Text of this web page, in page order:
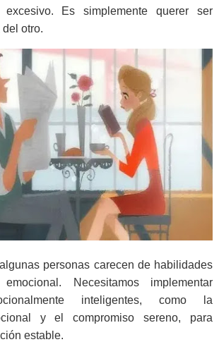
Es simplemente querer ser
otro.
personas carecen de habilidades
Necesitamos implementar
inteligentes, como la
y el compromiso sereno, para
estable.